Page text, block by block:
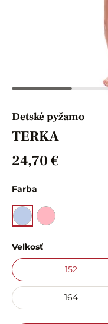
Detské pyžamo
TERKA
24,70 €
Farba
Veľkosť
152
164